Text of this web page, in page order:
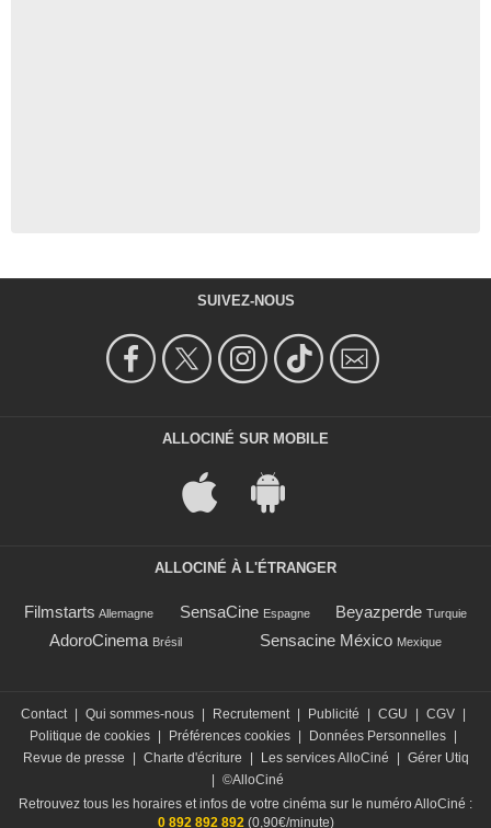
SUIVEZ-NOUS
ALLOCINÉ SUR MOBILE
ALLOCINÉ À L'ÉTRANGER
Filmstarts Allemagne SensaCine Espagne Beyazperde Turquie
AdoroCinema Brésil Sensacine México Mexique
Contact Qui sommes-nous Recrutement Publicité CGU CGV
Politique de cookies
Préférences cookies Données Personnelles
Revue de presse
Charte d'écriture Les services AlloCiné
Gérer Utiq
©AlloCiné
Retrouvez tous les horaires et infos de votre cinéma sur le numéro AlloCiné :
0 892 892 892(0,90€/minute)